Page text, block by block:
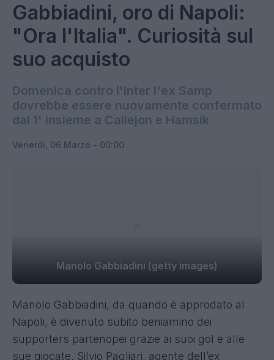
Gabbiadini, oro di Napoli:
"Ora l'Italia". Curiosità sul
suo acquisto
Domenica contro l'Inter l'ex Samp
dovrebbe essere nuovamente confermato
dal 1' insieme a Callejon e Hamsik
Venerdì, 06 Marzo - 00:00
Manolo Gabbiadini (getty images)
Manolo Gabbiadini, da quando è approdato al
Napoli, è divenuto subito beniamino dei
supporters partenopei grazie ai suoi gol e alle
sue giocate. Silvio Pagliari, agente dell’ex